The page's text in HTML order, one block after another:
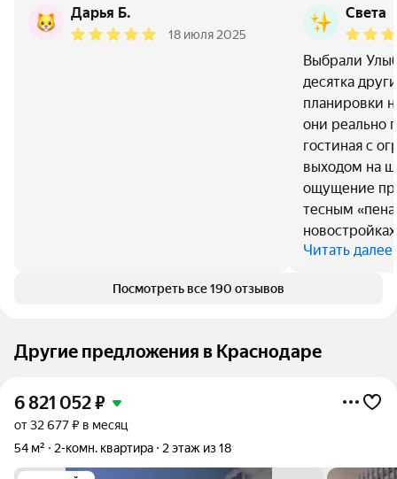
Дарья Б.
18 июля 2025
Света
Выбрали
десятка
планировки
они реально
гостиная с
выходом на
ощущение
тесным
Читать далее
Посмотреть все 190 отзывов
Другие предложения в Краснодаре
6 821 052₽
от 32 677 ₽ в месяц
54 м²
2-комн. квартира 2 этаж из 18